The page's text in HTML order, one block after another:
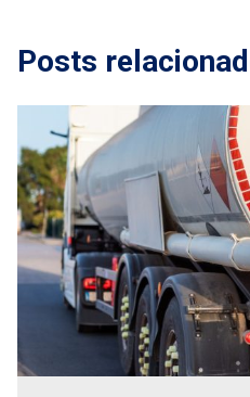
Posts